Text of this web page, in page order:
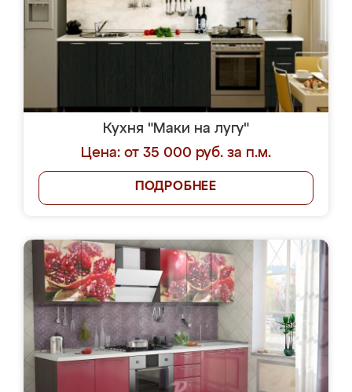
Кухня "Маки на лугу"
Цена: от 35 000 руб. за п.м.
ПОДРОБНЕЕ